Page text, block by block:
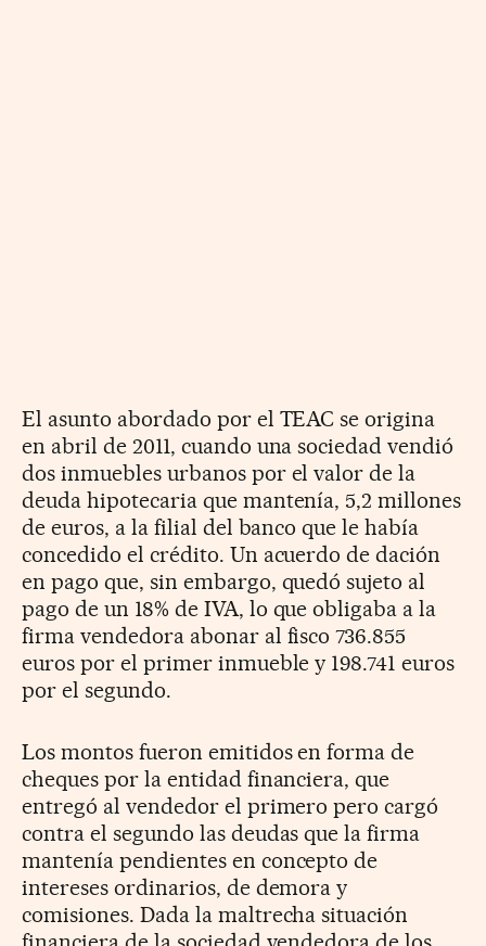
El asunto abordado por el TEAC se origina
en abril de 2011, cuando una sociedad vendió
dos inmuebles urbanos por el valor de la
deuda hipotecaria que mantenía, 5,2 millones
de euros, a la filial del banco que le había
concedido el crédito. Un acuerdo de dación
en pago que, sin embargo, quedó sujeto al
pago de un 18% de IVA, lo que obligaba a la
firma vendedora abonar al fisco 736.855
euros por el primer inmueble y 198.741 euros
por el segundo.
Los montos fueron emitidos en forma de
cheques por la entidad financiera, que
entregó al vendedor el primero pero cargó
contra el segundo las deudas que la firma
mantenía pendientes en concepto de
intereses ordinarios, de demora y
comisiones. Dada la maltrecha situación